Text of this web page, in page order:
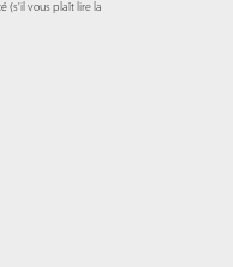
(s'il vous plaît lire la